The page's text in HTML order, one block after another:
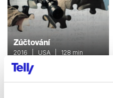
Zúčtování
2016 | USA | 128 min
Filmy / Drama / Akční